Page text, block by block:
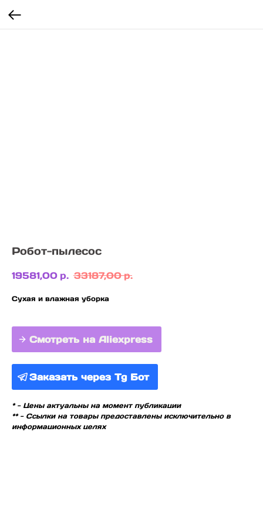
Робот-пылесос
19581,00 р. 33187,00 р.
Сухая и влажная уборка
Смотреть на Aliexpress
Заказать через Tg Бот
* - Цены актуальны на момент публикации
** - Ссылки на товары предоставлены исключительно в
информационных целях